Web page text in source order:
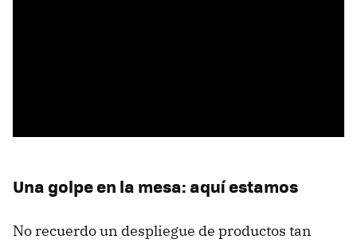
Una golpe en la mesa: aquí estamos
No recuerdo un despliegue de productos tan